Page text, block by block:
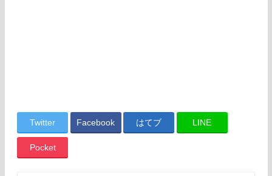
Twitter Facebook はてブ LINE
Pocket